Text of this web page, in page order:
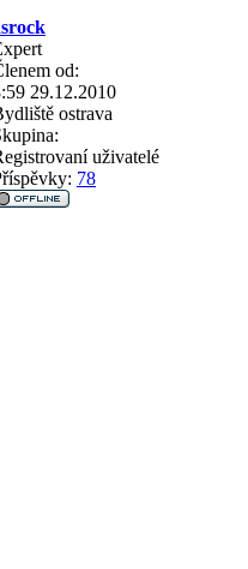
od:
29.12.2010
ostrava
uživatelé
78